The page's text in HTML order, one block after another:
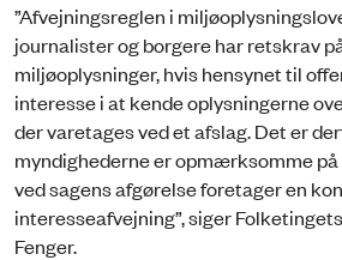
”Afvejningsreglen i
journalister og borgere har retskrav
miljøoplysninger, hvis hensynet til
interesse i at kende oplysningerne
der varetages ved et afslag. Det er
myndighederne er opmærksomme
ved sagens afgørelse foretager en
interesseafvejning”, siger
Fenger.